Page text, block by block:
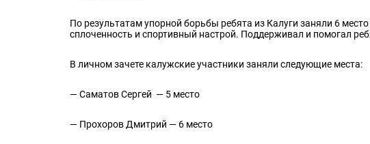
По результатам упорной борьбы ребята из Калуги заняли 6
сплоченность и спортивный настрой. Поддерживал и помогал
В личном зачете калужские участники заняли следующие места:
— Саматов Сергей — 5 место
— Прохоров Дмитрий — 6 место